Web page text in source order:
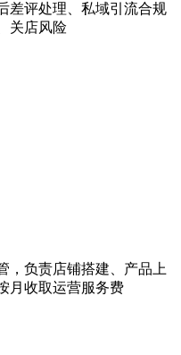
差评处理、私域引流合规
关店风险
，负责店铺搭建、产品上
月收取运营服务费